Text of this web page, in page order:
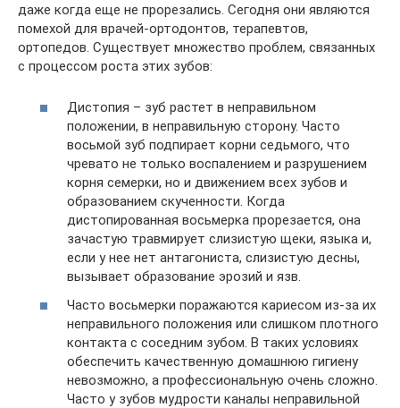
даже когда еще не прорезались. Сегодня они являются
помехой для врачей-ортодонтов, терапевтов,
ортопедов. Существует множество проблем, связанных
с процессом роста этих зубов:
Дистопия – зуб растет в неправильном
положении, в неправильную сторону. Часто
восьмой зуб подпирает корни седьмого, что
чревато не только воспалением и разрушением
корня семерки, но и движением всех зубов и
образованием скученности. Когда
дистопированная восьмерка прорезается, она
зачастую травмирует слизистую щеки, языка и,
если у нее нет антагониста, слизистую десны,
вызывает образование эрозий и язв.
Часто восьмерки поражаются кариесом из-за их
неправильного положения или слишком плотного
контакта с соседним зубом. В таких условиях
обеспечить качественную домашнюю гигиену
невозможно, а профессиональную очень сложно.
Часто у зубов мудрости каналы неправильной